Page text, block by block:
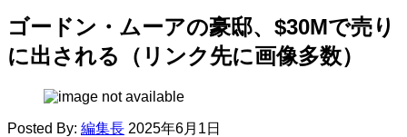
ゴードン・ムーアの豪邸、$30Mで売り
に出される（リンク先に画像多数）
Posted By: 編集長 2025年6月1日